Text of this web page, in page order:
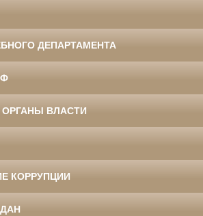
ДЕПАРТАМЕНТА
ВЛАСТИ
КОРРУПЦИИ